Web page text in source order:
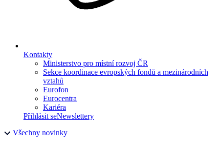
Kontakty
Ministerstvo pro místní rozvoj ČR
Sekce koordinace evropských fondů a mezinárodních
vztahů
Eurofon
Eurocentra
Kariéra
Přihlásit seNewslettery
Všechny novinky